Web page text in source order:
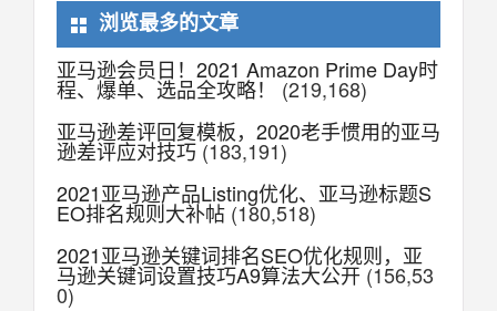
浏览最多的文章
亚马逊会员日！2021 Amazon Prime Day时
程、爆单、选品全攻略！
(219,168)
亚马逊差评回复模板，2020老手惯用的亚马
逊差评应对技巧(183,191)
2021亚马逊产品Listing优化、亚马逊标题S
EO排名规则大补帖 (180,518)
2021亚马逊关键词排名SEO优化规则，亚
马逊关键词设置技巧A9算法大公开(156,53
0)